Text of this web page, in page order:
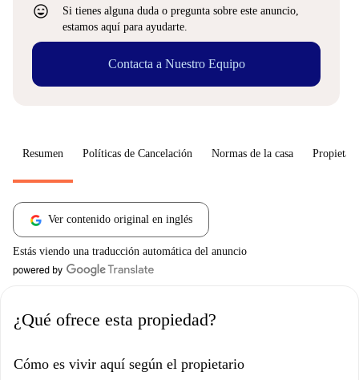
sentiment_very_satisfied
Si tienes alguna duda o pregunta sobre este anuncio,
estamos aquí para ayudarte.
Contacta a Nuestro Equipo
Resumen Políticas de Cancelación Normas de la casa
Ver contenido original en inglés
Estás viendo una traducción automática del anuncio
¿Qué ofrece esta propiedad?
Cómo es vivir aquí según el propietario